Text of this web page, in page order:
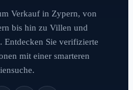
Verkauf in Zypern, von
bis hin zu Villen und
Sie verifizierte
mit einer smarteren